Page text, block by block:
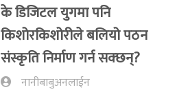
के डिजिटल युगमा पनि
किशोरकिशोरीले बलियो पठन
संस्कृति निर्माण गर्न सक्छन्?
नानीबाबुअनलाईन